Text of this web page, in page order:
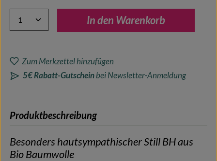
Produkt Anzahl: Gib den gewünschten Wert ein oder
In den Warenkorb
Zum Merkzettel hinzufügen
5€ Rabatt-Gutscheinbei Newsletter-Anmeldung
Produktbeschreibung
Besonders hautsympathischer Still BH aus
Bio Baumwolle